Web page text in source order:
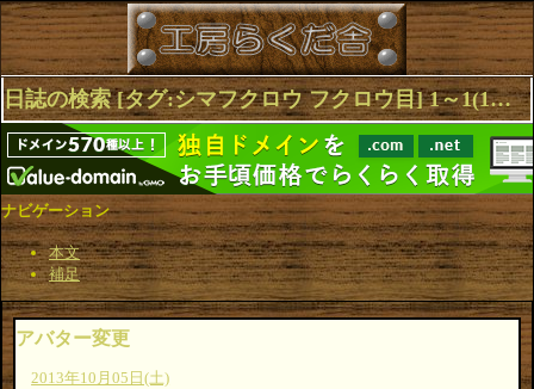
日誌の検索 [タグ:シマフクロウ フクロウ目] 1～1(1件中)
ナビゲーション
本文
補足
アバター変更
2013年10月05日(土)